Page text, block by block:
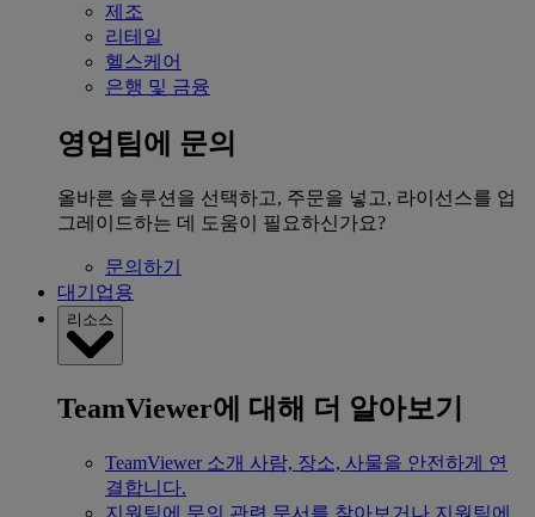
제조
리테일
헬스케어
은행 및 금융
영업팀에 문의
올바른 솔루션을 선택하고, 주문을 넣고, 라이선스를 업
그레이드하는 데 도움이 필요하신가요?
문의하기
대기업용
리소스
TeamViewer에 대해 더 알아보기
TeamViewer 소개 사람, 장소, 사물을 안전하게 연
결합니다.